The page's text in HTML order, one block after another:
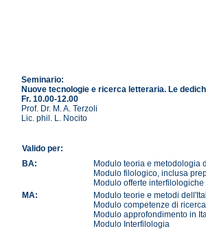
Seminario:
Nuove tecnologie e ricerca letteraria. Le
Fr. 10.00-12.00
Prof. Dr. M. A. Terzoli
Lic. phil. L. Nocito
Valido per:
BA:
Modulo teoria e metodologia
Modulo filologico, inclusa
Modulo offerte interfilologiche
MA:
Modulo teorie e metodi
Modulo competenze di
Modulo approfondimento in
Modulo Interfilologia